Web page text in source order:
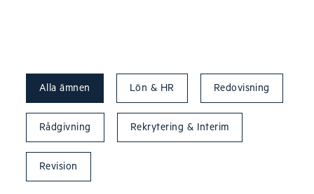
Alla ämnen Lön & HR Redovisning
Rådgivning Rekrytering & Interim
Revision